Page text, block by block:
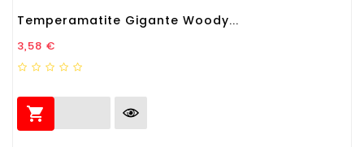
Temperamatite Gigante Woody...
Prezzo
3,58 €
